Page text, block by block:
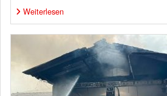
Weiterlesen